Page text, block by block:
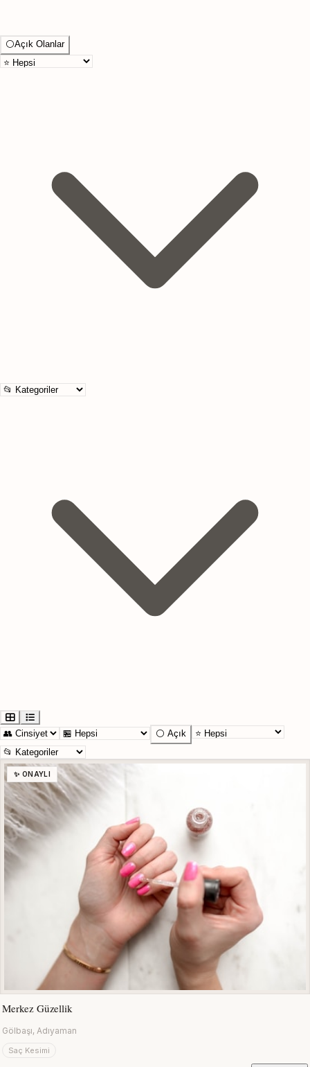
⚪Açık Olanlar
⚪ Açık
✨ ONAYLI
Merkez Güzellik
Gölbaşı, Adıyaman
Saç Kesimi